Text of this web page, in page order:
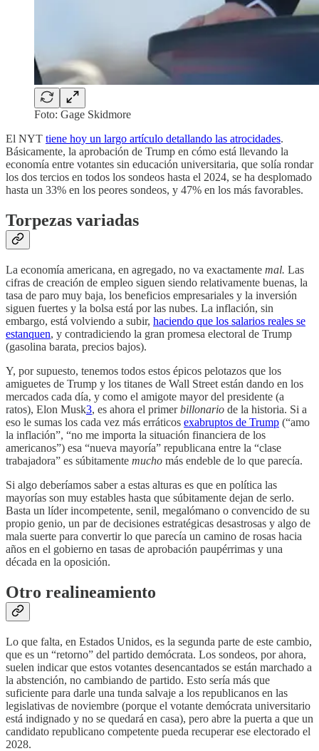
Foto: Gage Skidmore
El NYT tiene hoy un largo artículo detallando las atrocidades.
Básicamente, la aprobación de Trump en cómo está llevando la
economía entre votantes sin educación universitaria, que solía rondar
los dos tercios en todos los sondeos hasta el 2024, se ha desplomado
hasta un 33% en los peores sondeos, y 47% en los más favorables.
Torpezas variadas
La economía americana, en agregado, no va exactamente mal. Las
cifras de creación de empleo siguen siendo relativamente buenas, la
tasa de paro muy baja, los beneficios empresariales y la inversión
siguen fuertes y la bolsa está por las nubes. La inflación, sin
embargo, está volviendo a subir, haciendo que los salarios reales se
estanquen, y contradiciendo la gran promesa electoral de Trump
(gasolina barata, precios bajos).
Y, por supuesto, tenemos todos estos épicos pelotazos que los
amiguetes de Trump y los titanes de Wall Street están dando en los
mercados cada día, y como el amigote mayor del presidente (a
ratos), Elon Musk3, es ahora el primerbillonario de la historia. Si a
eso le sumas los cada vez más erráticos exabruptos de Trump (“amo
la inflación”, “no me importa la situación financiera de los
americanos”) esa “nueva mayoría” republicana entre la “clase
trabajadora” es súbitamente mucho más endeble de lo que parecía.
Si algo deberíamos saber a estas alturas es que en política las
mayorías son muy estables hasta que súbitamente dejan de serlo.
Basta un líder incompetente, senil, megalómano o convencido de su
propio genio, un par de decisiones estratégicas desastrosas y algo de
mala suerte para convertir lo que parecía un camino de rosas hacia
años en el gobierno en tasas de aprobación paupérrimas y una
década en la oposición.
Otro realineamiento
Lo que falta, en Estados Unidos, es la segunda parte de este cambio,
que es un “retorno” del partido demócrata. Los sondeos, por ahora,
suelen indicar que estos votantes desencantados se están marchado a
la abstención, no cambiando de partido. Esto sería más que
suficiente para darle una tunda salvaje a los republicanos en las
legislativas de noviembre (porque el votante demócrata universitario
está indignado y no se quedará en casa), pero abre la puerta a que un
candidato republicano competente pueda recuperar ese electorado el
2028.